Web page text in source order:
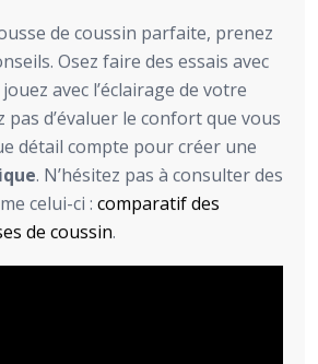
de coussin parfaite, prenez
Osez faire des essais avec
avec l’éclairage de votre
pas d’évaluer le confort que vous
détail compte pour créer une
. N’hésitez pas à consulter des
celui-ci : comparatif des
de coussin.